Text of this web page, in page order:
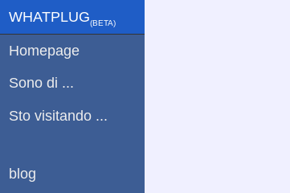
WHATPLUG(ΒETA)
Homepage
Sono di ...
Sto visitando ...
blog